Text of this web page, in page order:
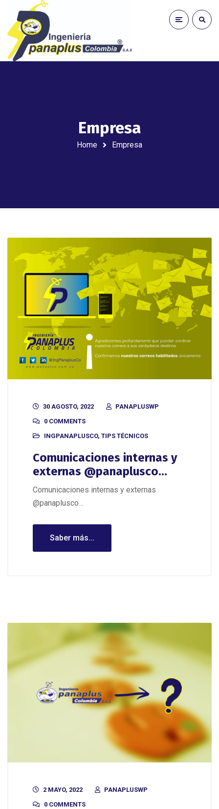
Empresa
Home Empresa
30 AGOSTO, 2022
PANAPLUSWP
0 COMMENTS
INGPANAPLUSCO, TIPS TÉCNICOS
Comunicaciones internas y
externas @panaplusco…
Comunicaciones internas y externas
@panaplusco...
Saber más...
2 MAYO, 2022
PANAPLUSWP
0 COMMENTS